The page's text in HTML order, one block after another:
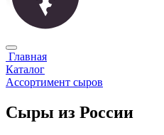
Главная
Каталог
Ассортимент сыров
Сыры из России